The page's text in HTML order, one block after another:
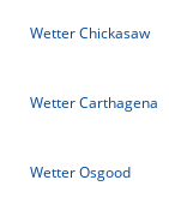
Wetter Chickasaw
Wetter Carthagena
Wetter Osgood